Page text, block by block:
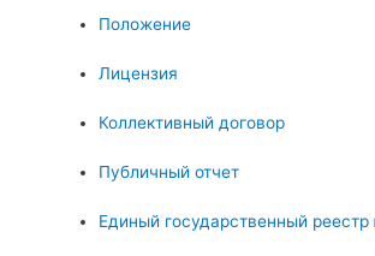
Положение
Лицензия
Коллективный договор
Публичный отчет
Единый государственный